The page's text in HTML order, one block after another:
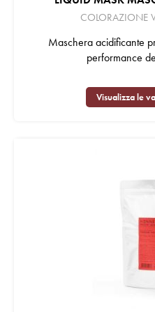
COLORAZIONE
Maschera acidificante
performance
Visualizza le